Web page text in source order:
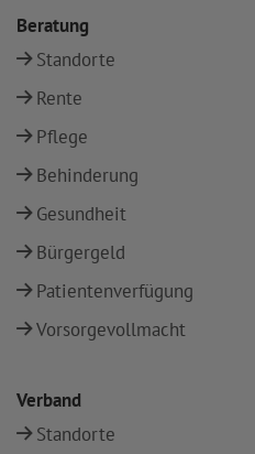
Beratung
Standorte
Rente
Pflege
Behinderung
Gesundheit
Bürgergeld
Patientenverfügung
Vorsorgevollmacht
Verband
Standorte